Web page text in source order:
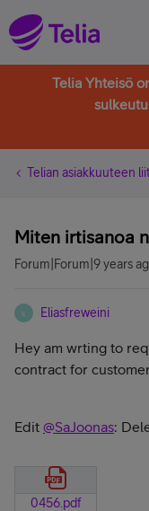
Telia Yhteisö
Telian asiakkuuteen
Miten irtisanoa
Forum|Forum|9 years
E Eliasfreweini
Hey am wrting to
contract for
Edit @SaJoonas:
0456.pdf